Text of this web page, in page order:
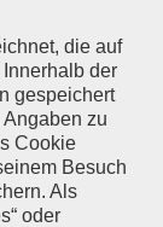
die auf
der
gespeichert
zu
Cookie
Besuch
Als
oder